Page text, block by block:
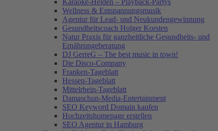
Wellness & Entspannungsmusik
Agentur für Lead- und Neukundengewinnung
Gesundheitscoach Holger Korsten
Natur Praxis für ganzheitliche Gesundheits- und
Ernährungeberatung
DJ GerreG – The best music in town!
Die Disco-Company
Franken-Tageblatt
Hessen-Tageblatt
Mittelrhein-Tageblatt
Damaschun-Media-Entertainment
SEO Keyword Domain kaufen
Hochzeitshomepage erstellen
SEO Agentur in Hamburg